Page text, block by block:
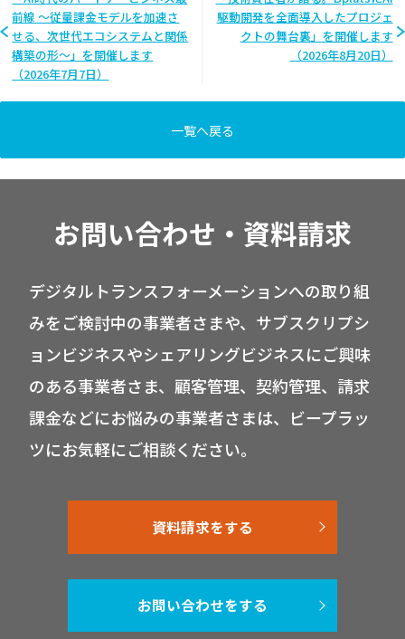
前線 〜従量課金モデルを加速さ
せる、次世代エコシステムと関係
構築の形〜」を開催します
（2026年7月7日）
駆動開発を全面導入したプロジェ
クトの舞台裏」を開催します
（2026年8月20日）
一覧へ戻る
お問い合わせ・資料請求
デジタルトランスフォーメーションへの取り組
みをご検討中の事業者さまや、サブスクリプシ
ョンビジネスやシェアリングビジネスにご興味
のある事業者さま、顧客管理、契約管理、請求
課金などにお悩みの事業者さまは、ビープラッ
ツにお気軽にご相談ください。
資料請求をする
お問い合わせをする